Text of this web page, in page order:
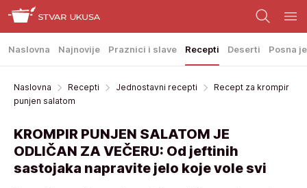
Naslovna Najnovije Praznici i slave Recepti Deserti Posna
Naslovna Recepti Jednostavni recepti
Recept za krompir
punjen salatom
KROMPIR PUNJEN SALATOM JE
ODLIČAN ZA VEČERU: Od jeftinih
sastojaka napravite jelo koje vole svi